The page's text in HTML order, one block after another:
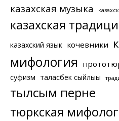
казахская музыка
казахская
казахский язык кочевники
мифология
суфизм таласбек сыйлығы
тылсым перне
тюркская